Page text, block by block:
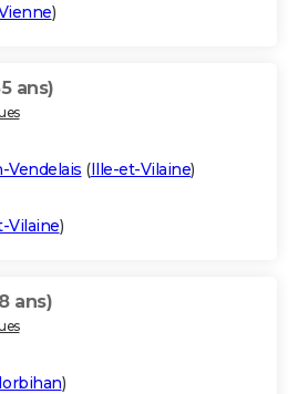
)
ans)
Vendelais (Ille-et-Vilaine)
Vilaine)
ans)
)